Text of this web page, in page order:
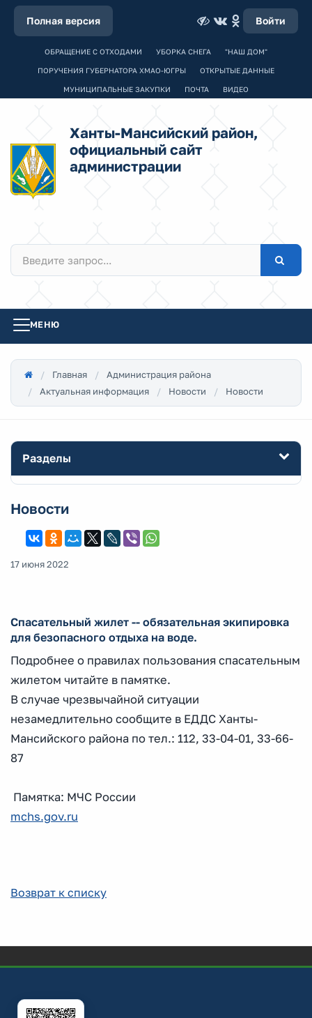
Полная версия Войти
ОБРАЩЕНИЕ С ОТХОДАМИ УБОРКА СНЕГА "НАШ ДОМ"
ПОРУЧЕНИЯ ГУБЕРНАТОРА ХМАО-ЮГРЫ ОТКРЫТЫЕ ДАННЫЕ
МУНИЦИПАЛЬНЫЕ ЗАКУПКИ ПОЧТА ВИДЕО
Ханты-Мансийский район,
официальный сайт
администрации
МЕНЮ
Главная
Администрация района
Актуальная информация
Новости Новости
Разделы
Новости
17 июня 2022
Спасательный жилет -- обязательная экипировка
для безопасного отдыха на воде.
Подробнее о правилах пользования спасательным
жилетом читайте в памятке.
В случае чрезвычайной ситуации
незамедлительно сообщите в ЕДДС Ханты-
Мансийского района по тел.: 112, 33-04-01, 33-66-
87
Памятка: МЧС России
mchs.gov.ru
Возврат к списку